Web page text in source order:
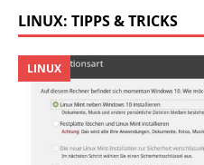
LINUX: TIPPS & TRICKS
LINUX